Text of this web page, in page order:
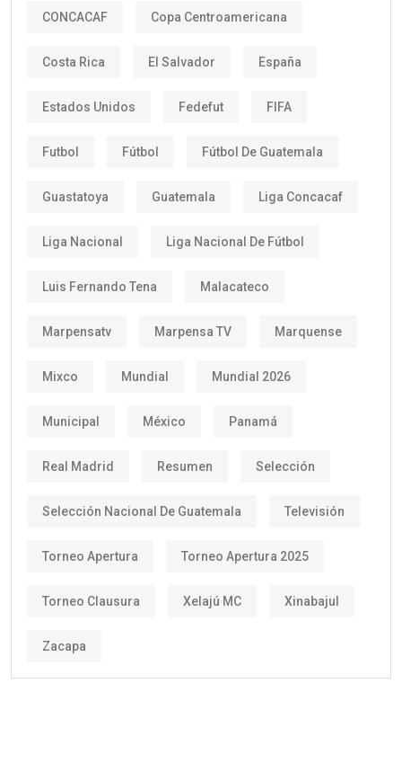
CONCACAF Copa Centroamericana
Costa Rica El Salvador España
Estados Unidos Fedefut FIFA
Futbol Fútbol Fútbol De Guatemala
Guastatoya Guatemala Liga Concacaf
Liga Nacional Liga Nacional De Fútbol
Luis Fernando Tena Malacateco
Marpensatv Marpensa TV Marquense
Mixco Mundial Mundial 2026
Municipal México Panamá
Real Madrid Resumen Selección
Selección Nacional De Guatemala Televisión
Torneo Apertura Torneo Apertura 2025
Torneo Clausura Xelajú MC Xinabajul
Zacapa